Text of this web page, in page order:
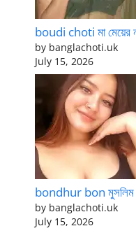
boudi choti মা মেয়ের
by banglachoti.uk
July 15, 2026
bondhur bon মুসলিম
by banglachoti.uk
July 15, 2026